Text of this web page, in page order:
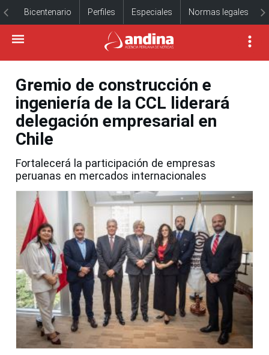
Bicentenario Perfiles Especiales Normas legales
Gremio de construcción e
ingeniería de la CCL liderará
delegación empresarial en
Chile
Fortalecerá la participación de empresas
peruanas en mercados internacionales